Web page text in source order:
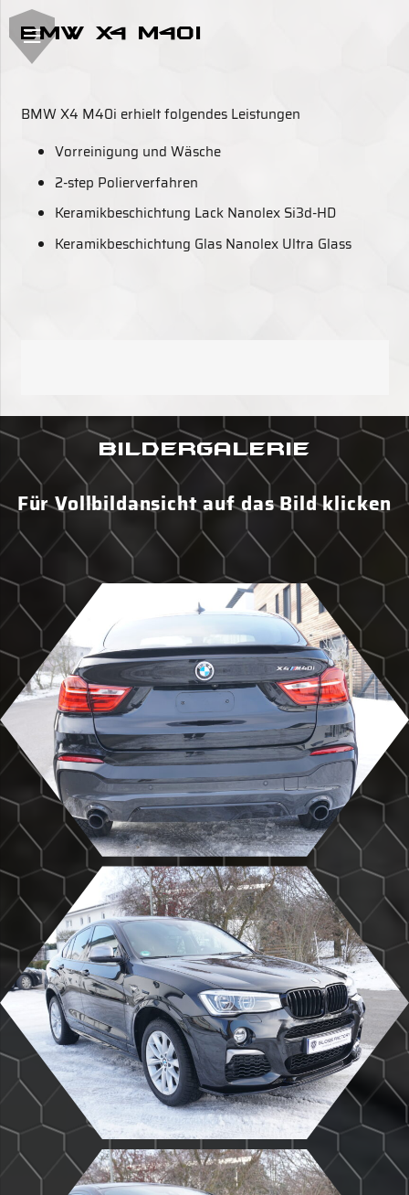
BMW X4 M40i
BMW X4 M40i erhielt folgendes Leistungen
Vorreinigung und Wäsche
2-step Polierverfahren
Keramikbeschichtung Lack Nanolex Si3d-HD
Keramikbeschichtung Glas Nanolex Ultra Glass
Bildergalerie
Für Vollbildansicht auf das Bild klicken